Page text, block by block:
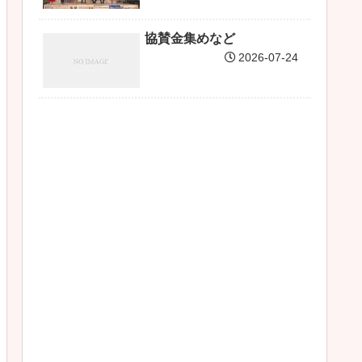
協賛金集めなど
2026-07-24